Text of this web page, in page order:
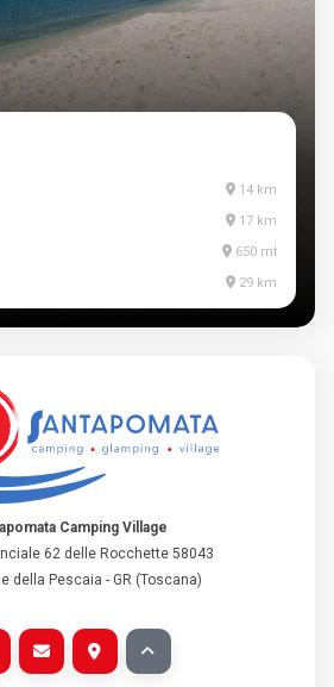
14 km
17 km
650 mt
29 km
Camping Village
62 delle Rocchette 58043
della Pescaia - GR (Toscana)